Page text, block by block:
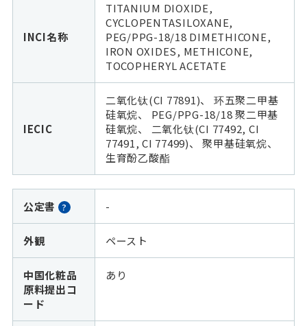
INCI名称
TITANIUM DIOXIDE,
CYCLOPENTASILOXANE,
PEG/PPG-18/18 DIMETHICONE,
IRON OXIDES, METHICONE,
TOCOPHERYL ACETATE
IECIC
二氧化钛(CI 77891)、 环五聚二甲基
硅氧烷、 PEG/PPG-18/18 聚二甲基
硅氧烷、 二氧化钛(CI 77492, CI
77491, CI 77499)、 聚甲基硅氧烷、
生育酚乙酸酯
公定書 ? -
外観 ペースト
中国化粧品
原料提出コ
ード
あり